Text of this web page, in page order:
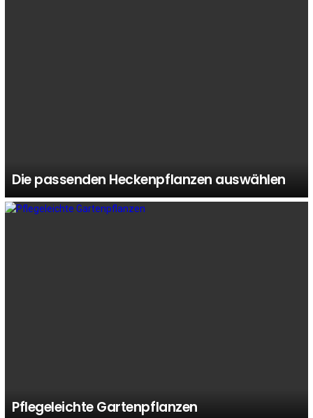
Die passenden Heckenpflanzen auswählen
Pflegeleichte Gartenpflanzen